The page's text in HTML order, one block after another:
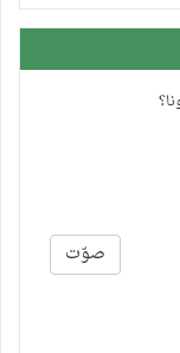
صوّت